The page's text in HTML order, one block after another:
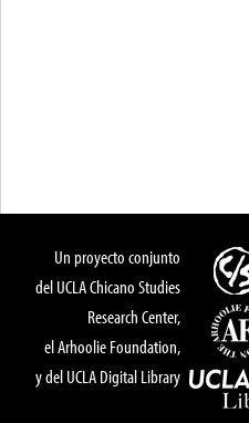
Un proyecto conjunto
del UCLA Chicano Studies
Research Center,
el Arhoolie Foundation,
y del UCLA Digital Library